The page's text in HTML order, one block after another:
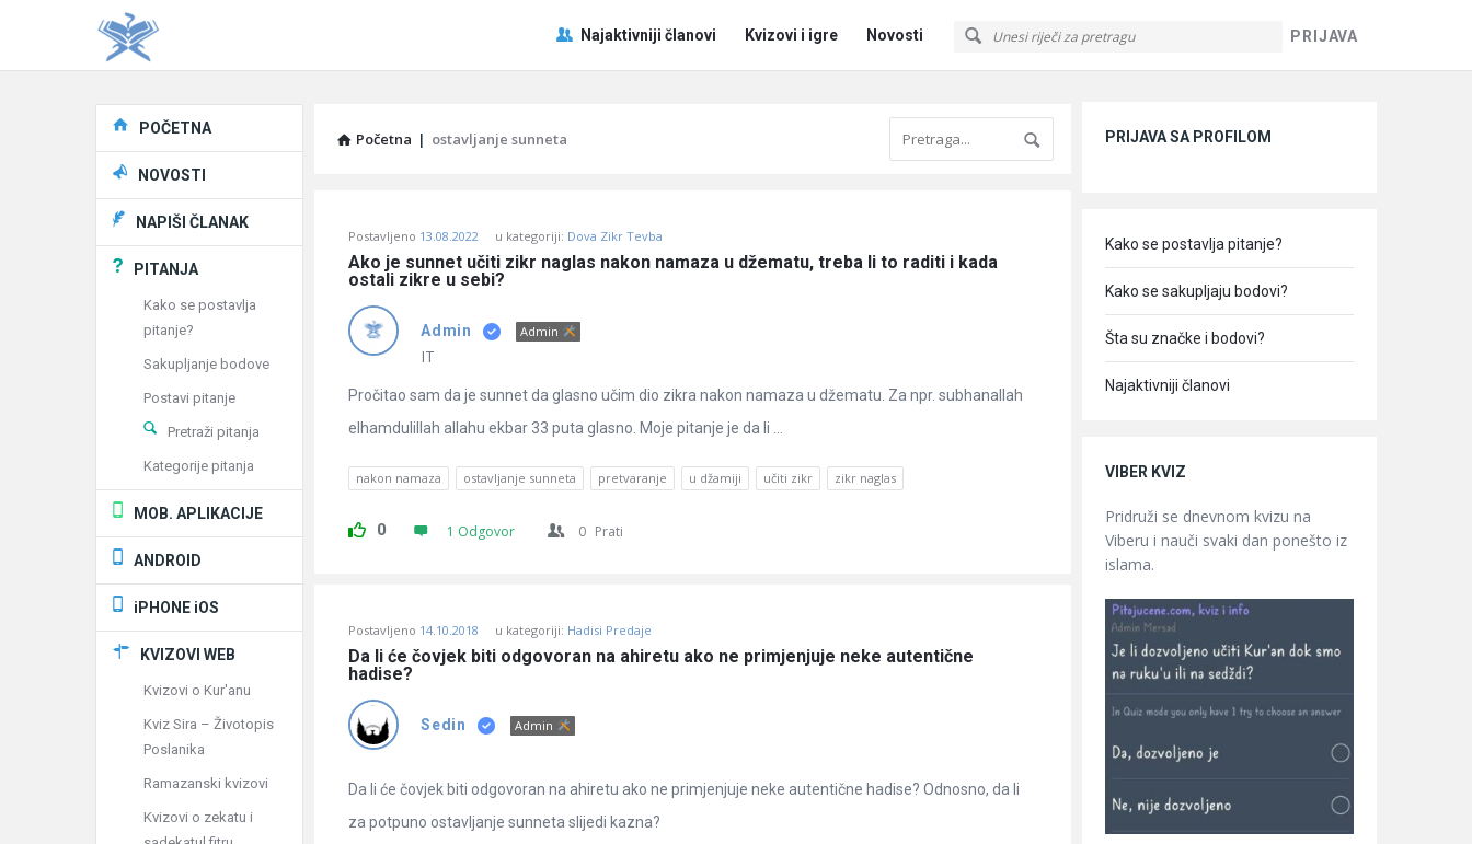
PRIJAVA
Pitaj
Učene
Navigacija
Najaktivniji članovi Kvizovi i igre Novosti
Početna | ostavljanje sunneta
Učene
Latest
Pitanja
Postavljeno 13.08.2022 u kategoriji: Dova Zikr Tevba
Ako je sunnet učiti zikr naglas nakon namaza u džematu, treba li to raditi i kada
ostali zikre u sebi?
Admin Admin
IT
Pročitao sam da je sunnet da glasno učim dio zikra nakon namaza u džematu. Za npr. subhanallah
elhamdulillah allahu ekbar 33 puta glasno. Moje pitanje je da li ...
nakon namaza ostavljanje sunneta pretvaranje u džamiji učiti zikr zikr naglas
0 1 Odgovor 0 Prati
Postavljeno 14.10.2018 u kategoriji: Hadisi Predaje
Da li će čovjek biti odgovoran na ahiretu ako ne primjenjuje neke autentične
hadise?
Sedin Admin
Da li će čovjek biti odgovoran na ahiretu ako ne primjenjuje neke autentične hadise? Odnosno, da li
za potpuno ostavljanje sunneta slijedi kazna?
PRIJAVA SA PROFILOM
Kako se postavlja pitanje?
Kako se sakupljaju bodovi?
Šta su značke i bodovi?
Najaktivniji članovi
VIBER KVIZ
Pridruži se dnevnom kvizu na
Viberu i nauči svaki dan ponešto iz
islama.
Explore
POČETNA
NOVOSTI
NAPIŠI ČLANAK
PITANJA
Kako se postavlja
pitanje?
Sakupljanje bodove
Postavi pitanje
Pretraži pitanja
Kategorije pitanja
MOB. APLIKACIJE
ANDROID
iPHONE iOS
KVIZOVI WEB
Kvizovi o Kur'anu
Kviz Sira – Životopis
Poslanika
Ramazanski kvizovi
Kvizovi o zekatu i